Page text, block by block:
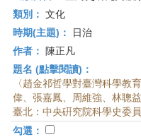
類別： 文化
時期(主題)：
日治
作者：
陳正凡
題名 (點擊閱讀)：
〈趙金祁哲學對臺灣科學教
偉、張嘉鳳、周維強、林聰
臺北：中央硏究院科學史委
勾選：